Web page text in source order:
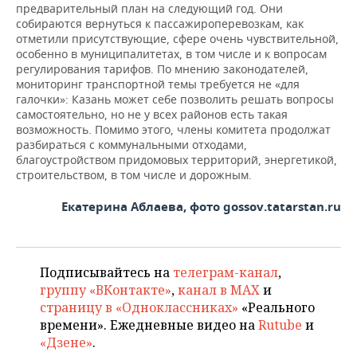
предварительный план на следующий год. Они
собираются вернуться к пассажироперевозкам, как
отметили присутствующие, сфере очень чувствительной,
особенно в муниципалитетах, в том числе и к вопросам
регулирования тарифов. По мнению законодателей,
мониторинг транспортной темы требуется не «для
галочки»: Казань может себе позволить решать вопросы
самостоятельно, но не у всех районов есть такая
возможность. Помимо этого, члены комитета продолжат
разбираться с коммунальными отходами,
благоустройством придомовых территорий, энергетикой,
строительством, в том числе и дорожным.
Екатерина Аблаева, фото gossov.tatarstan.ru
Подписывайтесь на телеграм-канал,
группу «ВКонтакте»,канал в MAXи
страницу в «Одноклассниках» «Реального
времени». Ежедневные видео наRutube и
«Дзене».